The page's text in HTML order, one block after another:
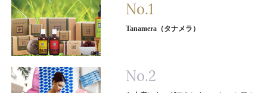
Tanamera（タナメラ）